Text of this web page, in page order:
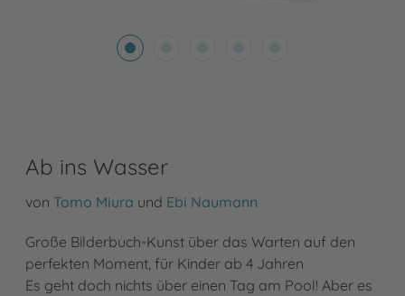
Ab ins Wasser
von Tomo Miura und Ebi Naumann
Große Bilderbuch-Kunst über das Warten auf den
perfekten Moment, für Kinder ab 4 Jahren
Es geht doch nichts über einen Tag am Pool! Aber es